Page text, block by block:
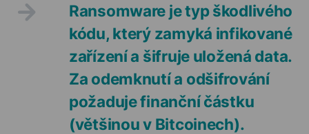
Ransomware je typ škodlivého
kódu, který zamyká infikované
zařízení a šifruje uložená data.
Za odemknutí a odšifrování
požaduje finanční částku
(většinou v Bitcoinech).